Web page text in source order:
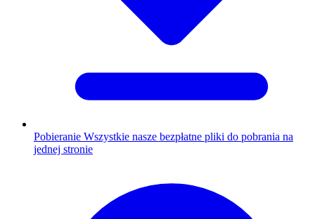
Pobieranie Wszystkie nasze bezpłatne pliki do pobrania na
jednej stronie